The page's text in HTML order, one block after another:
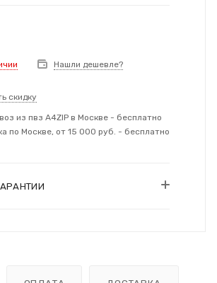
Нашли дешевле?
скидку
из пвз A4ZIP в Москве - бесплатно
по Москве, от 15 000 руб. - бесплатно